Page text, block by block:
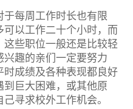
每周工作时长也有限
以工作二十个小时，而
些职位一般还是比较轻
趣的亲们一定要努力
成绩及各种表现都良好
巨大困难，或其他原
寻求校外工作机会。